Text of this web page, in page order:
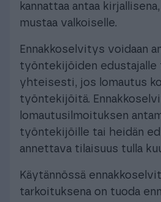
kannattaa antaa
mustaa valkoiselle.
Ennakkoselvitys voidaan
työntekijöiden
yhteisesti, jos lomautus
työntekijöitä.
lomautusilmoituksen
työntekijöille tai heidän
annettava tilaisuus tulla
Käytännössä
tarkoituksena on tuoda